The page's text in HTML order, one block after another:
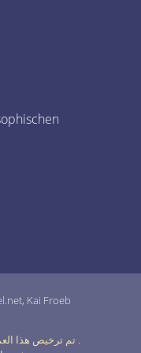
Kai Froeb
.